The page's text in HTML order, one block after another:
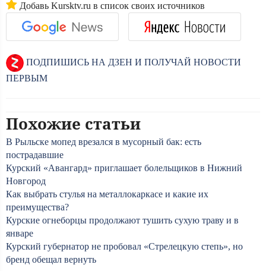
Добавь Kursktv.ru в список своих источников
ПОДПИШИСЬ НА ДЗЕН И ПОЛУЧАЙ НОВОСТИ
ПЕРВЫМ
Похожие статьи
В Рыльске мопед врезался в мусорный бак: есть
пострадавшие
Курский «Авангард» приглашает болельщиков в Нижний
Новгород
Как выбрать стулья на металлокаркасе и какие их
преимущества?
Курские огнеборцы продолжают тушить сухую траву и в
январе
Курский губернатор не пробовал «Стрелецкую степь», но
бренд обещал вернуть